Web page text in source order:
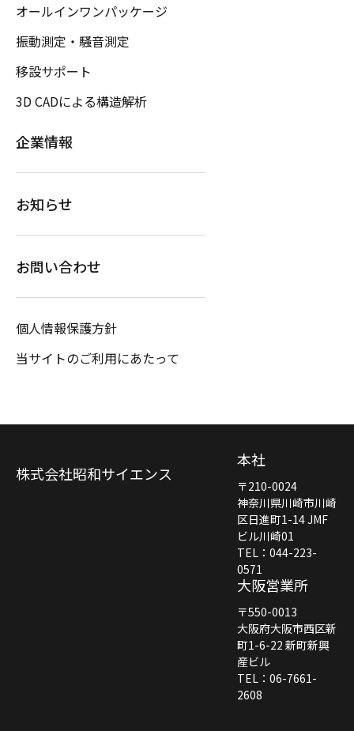
オールインワンパッケージ
振動測定・騒音測定
移設サポート
3D CADによる構造解析
企業情報
お知らせ
お問い合わせ
個人情報保護方針
当サイトのご利用にあたって
株式会社昭和サイエンス
本社
〒210-0024
神奈川県川崎市川崎
区日進町1-14 JMF
ビル川崎01
TEL：044-223-
0571
大阪営業所
〒550-0013
大阪府大阪市西区新
町1-6-22 新町新興
産ビル
TEL：06-7661-
2608